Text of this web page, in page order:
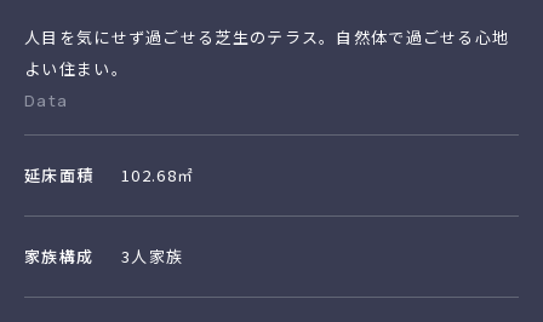
人目を気にせず過ごせる芝生のテラス。自然体で過ごせる心地
よい住まい。
Data
延床面積 102.68㎡
家族構成 3人家族